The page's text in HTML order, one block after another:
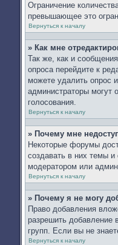
Ограничение
превышающее это
Вернуться к началу
» Как мне
Так же, как и
опроса перейдите к
можете удалить опрос
администраторы могут
голосования.
Вернуться к началу
» Почему мне
Некоторые форумы
создавать в них темы
модератором или
Вернуться к началу
» Почему я не могу
Право добавления
разрешить добавление
групп. Если вы не
Вернуться к началу